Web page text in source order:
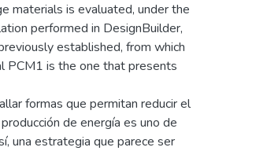
materials is evaluated, under the
performed in DesignBuilder,
established, from which
PCM1 is the one that presents
formas que permitan reducir el
de energía es uno de
una estrategia que parece ser